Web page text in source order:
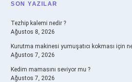
SIDEBAR
SON YAZILAR
Tezhip kalemi nedir ?
Ağustos 8, 2026
Kurutma makinesi yumuşatıcı kokması için
Ağustos 7, 2026
Kedim mamasını seviyor mu ?
Ağustos 7, 2026